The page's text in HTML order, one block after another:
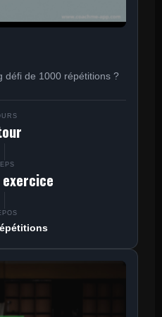
défi de 1000 répétitions ?